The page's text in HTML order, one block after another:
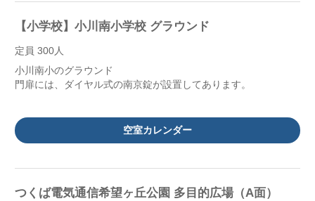
【小学校】小川南小学校 グラウンド
定員 300人
小川南小のグラウンド
門扉には、ダイヤル式の南京錠が設置してあります。
空室カレンダー
つくば電気通信希望ヶ丘公園 多目的広場（A面）